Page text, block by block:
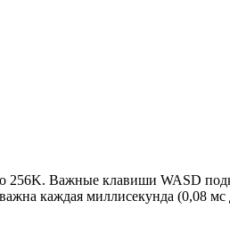
256K. Важные клавиши WASD
каждая миллисекунда (0,08